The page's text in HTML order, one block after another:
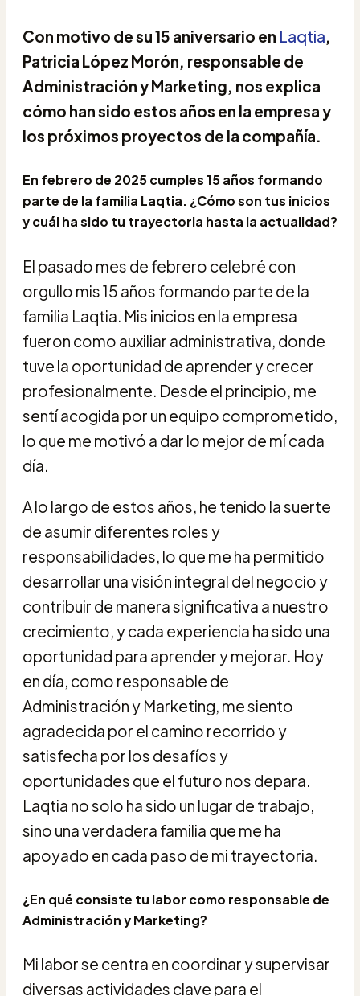
Con motivo de su 15 aniversario en Laqtia,
Patricia López Morón, responsable de
Administración y Marketing, nos explica
cómo han sido estos años en la empresa y
los próximos proyectos de la compañía.
En febrero de 2025 cumples 15 años formando
parte de la familia Laqtia. ¿Cómo son tus inicios
y cuál ha sido tu trayectoria hasta la actualidad?
El pasado mes de febrero celebré con
orgullo mis 15 años formando parte de la
familia Laqtia. Mis inicios en la empresa
fueron como auxiliar administrativa, donde
tuve la oportunidad de aprender y crecer
profesionalmente. Desde el principio, me
sentí acogida por un equipo comprometido,
lo que me motivó a dar lo mejor de mí cada
día.
A lo largo de estos años, he tenido la suerte
de asumir diferentes roles y
responsabilidades, lo que me ha permitido
desarrollar una visión integral del negocio y
contribuir de manera significativa a nuestro
crecimiento, y cada experiencia ha sido una
oportunidad para aprender y mejorar. Hoy
en día, como responsable de
Administración y Marketing, me siento
agradecida por el camino recorrido y
satisfecha por los desafíos y
oportunidades que el futuro nos depara.
Laqtia no solo ha sido un lugar de trabajo,
sino una verdadera familia que me ha
apoyado en cada paso de mi trayectoria.
¿En qué consiste tu labor como responsable de
Administración y Marketing?
Mi labor se centra en coordinar y supervisar
diversas actividades clave para el